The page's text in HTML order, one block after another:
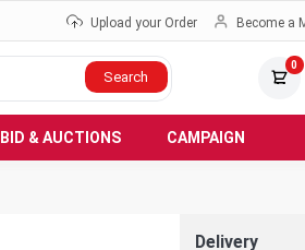
Upload your Order Become a
Search
0
BID & AUCTIONS CAMPAIGN
Delivery